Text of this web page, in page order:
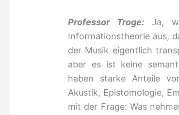
Professor Troge: Ja,
Informationstheorie aus,
der Musik eigentlich
aber es ist keine
haben starke Anteile
Akustik, Epistomologie,
mit der Frage: Was